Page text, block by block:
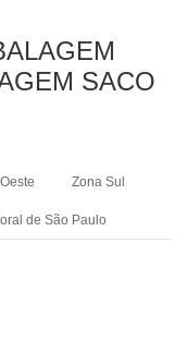
SACO
Zona Sul
de São Paulo